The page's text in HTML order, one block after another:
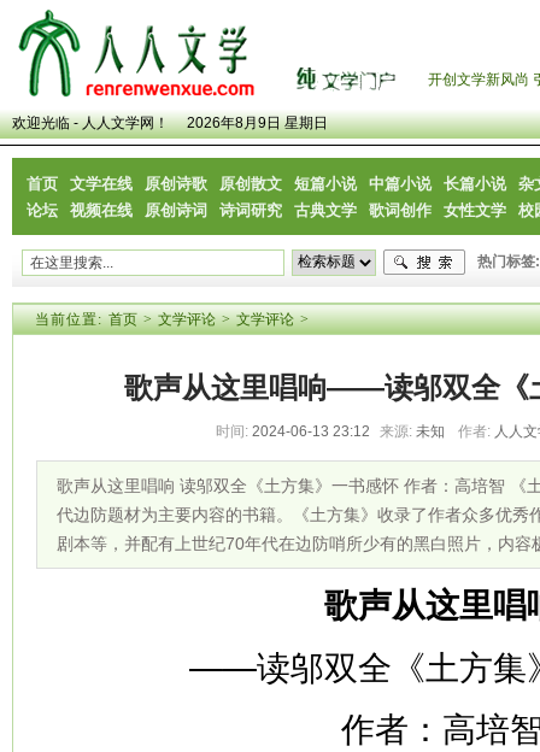
开创文学新风尚
欢迎光临 - 人人文学网！ 2026年8月9日 星期日
首页 文学在线 原创诗歌 原创散文 短篇小说 中篇小说 长篇小说
杂
论坛
视频在线 原创诗词 诗词研究 古典文学 歌词创作 女性文学 校
热门标签:
当前位置: 首页>文学评论>文学评论>
歌声从这里唱响——读邬双全《
时间: 2024-06-13 23:12 来源: 未知 作者: 人人
歌声从这里唱响 读邬双全《土方集》一书感怀 作者：高培智 《
代边防题材为主要内容的书籍。《土方集》收录了作者众多优秀
剧本等，并配有上世纪70年代在边防哨所少有的黑白照片，内容
歌声从这里唱
——读邬双全《土方集
作者：高培